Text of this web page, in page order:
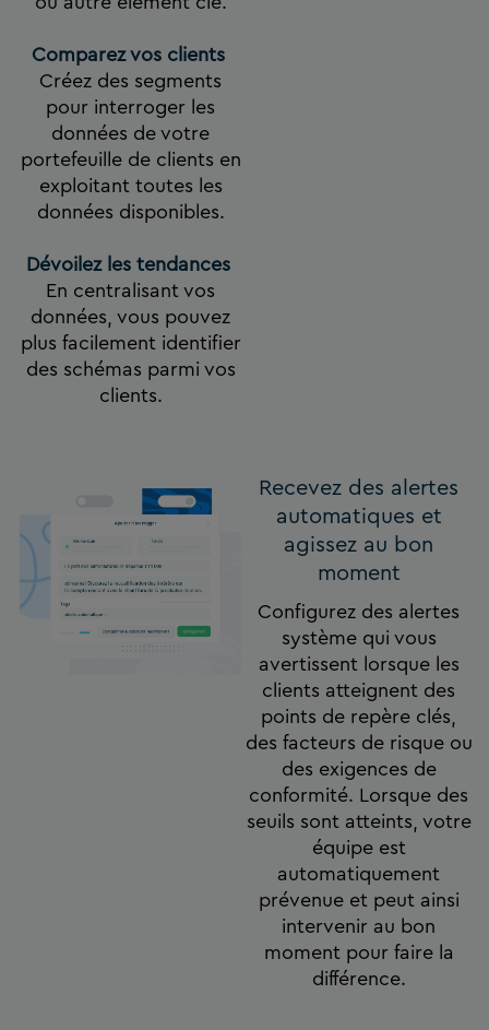
Comparez vos clients
Créez des segments
pour interroger les
données de votre
portefeuille de clients en
exploitant toutes les
données disponibles.
Dévoilez les tendances
En centralisant vos
données, vous pouvez
plus facilement identifier
des schémas parmi vos
clients.
Recevez des alertes
automatiques et
agissez au bon
moment
Configurez des alertes
système qui vous
avertissent lorsque les
clients atteignent des
points de repère clés,
des facteurs de risque ou
des exigences de
conformité. Lorsque des
seuils sont atteints, votre
équipe est
automatiquement
prévenue et peut ainsi
intervenir au bon
moment pour faire la
différence.